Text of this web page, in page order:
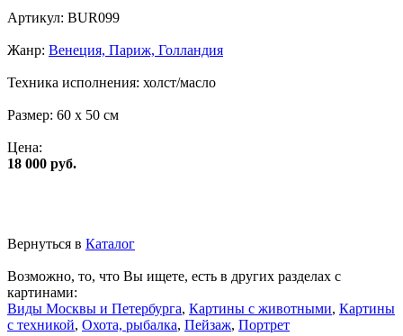
Артикул: BUR099
Жанр: Венеция, Париж, Голландия
Техника исполнения: холст/масло
Размер: 60 x 50 см
Цена:
18 000 руб.
Вернуться в Каталог
Возможно, то, что Вы ищете, есть в других разделах с
картинами:
Виды Москвы и Петербурга, Картины с животными, Картины
с техникой, Охота, рыбалка, Пейзаж, Портрет